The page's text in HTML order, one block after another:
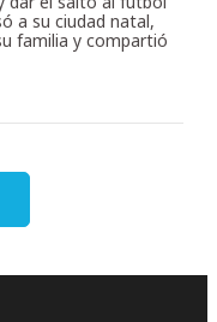
a su ciudad natal,
familia y compartió